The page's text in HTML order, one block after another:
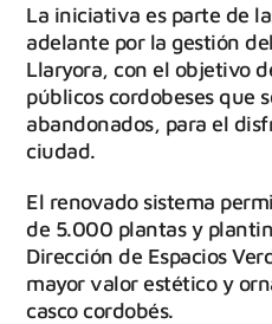
La iniciativa es parte de
adelante por la gestión
Llaryora, con el objetivo
públicos cordobeses que
abandonados, para el
ciudad.
El renovado sistema
de 5.000 plantas y
Dirección de Espacios
mayor valor estético y
casco cordobés.